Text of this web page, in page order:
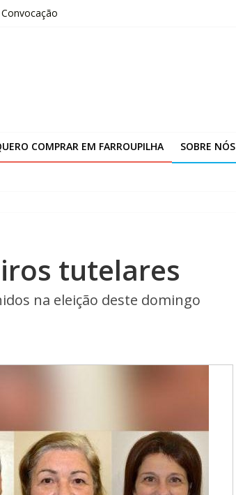
Música
vítimas da enchente de 2024
COMPRAR EM FARROUPILHA SOBRE NÓS
tutelares
na eleição deste domingo